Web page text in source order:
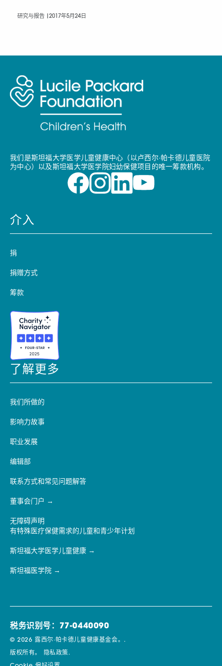
研究与报告 | 2017年5月24日
我们是斯坦福大学医学儿童健康中心（以卢西尔·帕卡德儿童医院
为中心）以及斯坦福大学医学院妇幼保健项目的唯一筹款机构。
介入
捐
捐赠方式
筹款
了解更多
我们所做的
影响力故事
职业发展
编辑部
联系方式和常见问题解答
董事会门户
无障碍声明
有特殊医疗保健需求的儿童和青少年计划
斯坦福大学医学儿童健康
斯坦福医学院
税务识别号：77-0440090
© 2026 露西尔·帕卡德儿童健康基金会。.
版权所有。 隐私政策.